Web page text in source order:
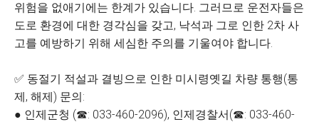
위험을 없애기에는 한계가 있습니다. 그러므로 운전자들은
도로 환경에 대한 경각심을 갖고, 낙석과 그로 인한 2차 사
고를 예방하기 위해 세심한 주의를 기울여야 합니다.
✅ 동절기 적설과 결빙으로 인한 미시령옛길 차량 통행(통
제, 해제) 문의:
● 인제군청 (☎: 033-460-2096), 인제경찰서(☎: 033-460-